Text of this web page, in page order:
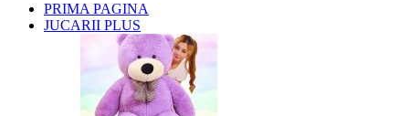
PRIMA PAGINA
JUCARII PLUS